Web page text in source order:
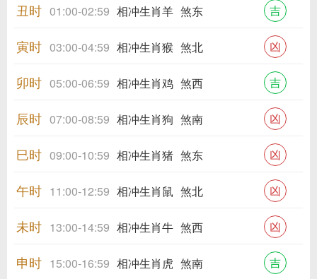
丑时 01:00-02:59 相冲生肖羊 煞东 吉
寅时 03:00-04:59 相冲生肖猴 煞北 凶
卯时 05:00-06:59 相冲生肖鸡 煞西 吉
辰时 07:00-08:59 相冲生肖狗 煞南 凶
巳时 09:00-10:59 相冲生肖猪 煞东 凶
午时 11:00-12:59 相冲生肖鼠 煞北 凶
未时 13:00-14:59 相冲生肖牛 煞西 凶
申时 15:00-16:59 相冲生肖虎 煞南 吉